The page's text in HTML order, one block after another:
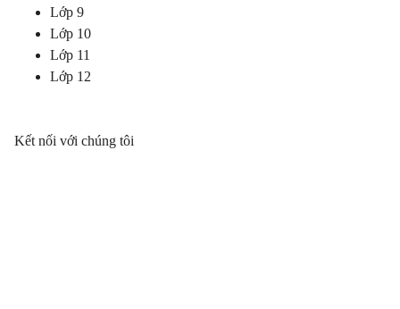
Lớp 9
Lớp 10
Lớp 11
Lớp 12
Kết nối với chúng tôi